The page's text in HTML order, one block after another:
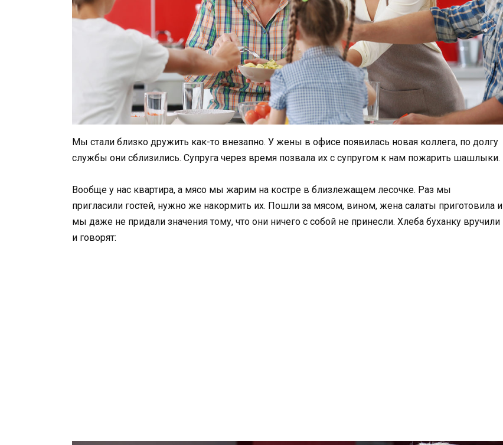
Мы стали близко дружить как-то внезапно. У жены в офисе появилась новая коллега, по долгу
службы они сблизились. Супруга через время позвала их с супругом к нам пожарить шашлыки.
Вообще у нас квартира, а мясо мы жарим на костре в близлежащем лесочке. Раз мы
пригласили гостей, нужно же накормить их. Пошли за мясом, вином, жена салаты приготовила и
мы даже не придали значения тому, что они ничего с собой не принесли. Хлеба буханку вручили
и говорят: